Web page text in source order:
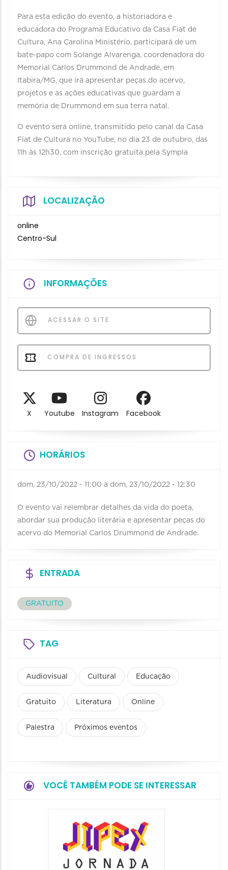
Para esta edição do evento, a historiadora e
educadora do Programa Educativo da Casa Fiat de
Cultura, Ana Carolina Ministério, participará de um
bate-papo com Solange Alvarenga, coordenadora do
Memorial Carlos Drummond de Andrade, em
Itabira/MG, que irá apresentar peças do acervo,
projetos e as ações educativas que guardam a
memória de Drummond em sua terra natal.
O evento será online, transmitido pelo canal da Casa
Fiat de Cultura no YouTube, no dia 23 de outubro, das
11h às 12h30, com inscrição gratuita pela Sympla
LOCALIZAÇÃO
online
Centro-Sul
INFORMAÇÕES
ACESSAR O SITE
COMPRA DE INGRESSOS
X Youtube Instagram Facebook
HORÁRIOS
dom, 23/10/2022 - 11:00 a dom, 23/10/2022 - 12:30
O evento vai relembrar detalhes da vida do poeta,
abordar sua produção literária e apresentar peças do
acervo do Memorial Carlos Drummond de Andrade.
ENTRADA
GRATUITO
TAG
Audiovisual Cultural Educação
Gratuito Literatura Online
Palestra Próximos eventos
VOCÊ TAMBÉM PODE SE INTERESSAR